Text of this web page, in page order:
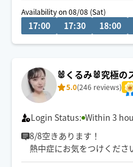
パソコン📱スマホからくる
✨横隔膜から腸のゆるめほ
Availability on 08/08 (Sat)
17:00 17:30 18:00
🐰くるみ🐰究極の
5.0(246 reviews)
Login Status: Within 3
8/8空きあります！
熱中症にお気をつけくださ
平日の日中のお時間はご